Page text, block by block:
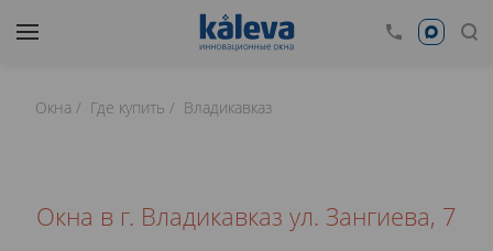
Окна Где купить Владикавказ
Окна в г. Владикавказ ул. Зангиева, 7